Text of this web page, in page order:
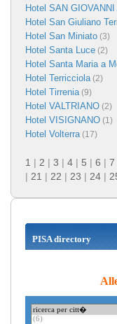
Hotel SAN
Hotel San Giuliano
Hotel San Miniato (3)
Hotel Santa Luce (2)
Hotel Santa Maria a
Hotel Terricciola(2)
Hotel Tirrenia(9)
Hotel VALTRIANO (2)
Hotel VISIGNANO (1)
Hotel Volterra(17)
1 | 2 | 3 | 4 | 5 | 6 | 7
| 21 | 22 | 23 | 24 |
PISA directory